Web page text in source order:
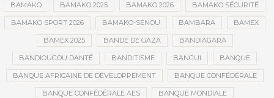
BAMAKO BAMAKO 2025 BAMAKO 2026 BAMAKO SÉCURITÉ
BAMAKO SPORT 2026 BAMAKO-SÉNOU BAMBARA BAMEX
BAMEX 2025 BANDE DE GAZA BANDIAGARA
BANDIOUGOU DANTÉ BANDITISME BANGUI BANQUE
BANQUE AFRICAINE DE DÉVELOPPEMENT BANQUE CONFÉDÉRALE
BANQUE CONFÉDÉRALE AES BANQUE MONDIALE